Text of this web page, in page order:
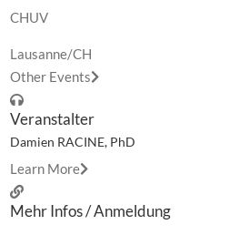
CHUV
Lausanne/CH
Other Events
Veranstalter
Damien RACINE, PhD
Learn More
Mehr Infos / Anmeldung